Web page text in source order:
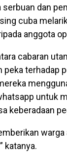
serbuan dan
cuba
anggota
cabaran
peka terhadap
untuk
keberadaan
katanya.